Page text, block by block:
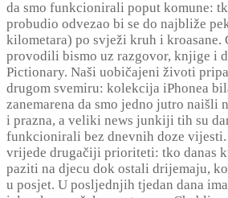
da smo funkcionirali poput komune:
probudio odvezao bi se do najbliže
kilometara) po svježi kruh i kroasane.
provodili bismo uz razgovor, knjige i
Pictionary. Naši uobičajeni životi
drugom svemiru: kolekcija iPhonea
zanemarena da smo jedno jutro naišli
i prazna, a veliki news junkiji tih su
funkcionirali bez dnevnih doze vijesti.
vrijede drugačiji prioriteti: tko danas
paziti na djecu dok ostali drijemaju,
u posjet. U posljednjih tjedan dana